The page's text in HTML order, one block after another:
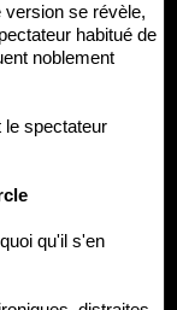
version se révèle,
habitué de
noblement
le spectateur
qu'il s'en